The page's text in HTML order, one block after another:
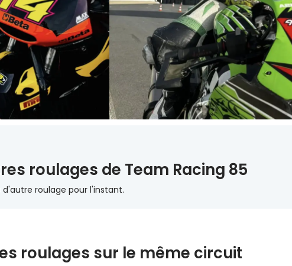
roulages de Team Racing 85
d'autre roulage pour l'instant.
roulages sur le même circuit